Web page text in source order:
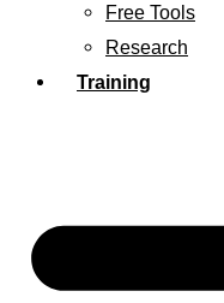
Free Tools
Research
Training